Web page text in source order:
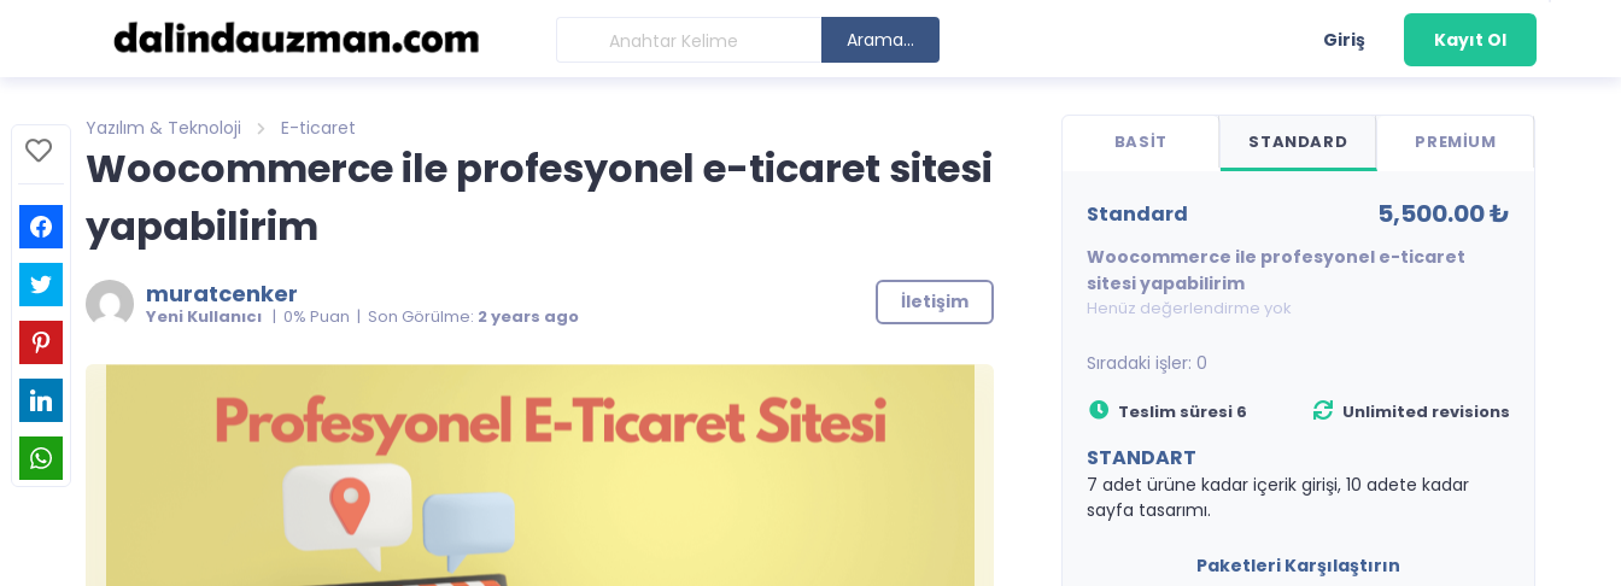
Arama... Giriş Kayıt Ol
Yazılım & Teknoloji E-ticaret
Woocommerce ile profesyonel e-ticaret sitesi
yapabilirim
muratcenker
Yeni Kullanıcı | 0% Puan | Son Görülme: 2 years ago
İletişim
BASIT STANDARD PREMIUM
standard 5,500.00 ₺
Woocommerce ile profesyonel e-ticaret
sitesi yapabilirim
Henüz değerlendirme yok
Sıradaki işler:0
Teslim süresi 6 Unlimited revisions
STANDART
7 adet ürüne kadar içerik girişi, 10 adete kadar
sayfa tasarımı.
Paketleri Karşılaştırın